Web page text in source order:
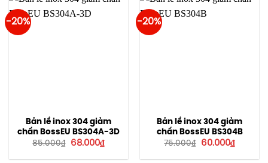
-20%
Bản lề inox 304 giảm
chấn BossEU BS304A-3D
85.000₫
Giá
là:
68.000₫Giá
tại
-20%
Bản lề inox 304 giảm
chấn BossEU BS304B
75.000₫
Giá
là:
60.000₫Giá
tại